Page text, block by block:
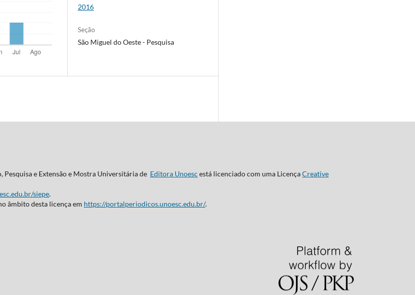
2016
Seção
São Miguel do Oeste - Pesquisa
e Extensão e Mostra Universitária de Editora Unoesc está licenciado com uma LicençaCreative
siepe.
âmbito desta licença em https://portalperiodicos.unoesc.edu.br/.